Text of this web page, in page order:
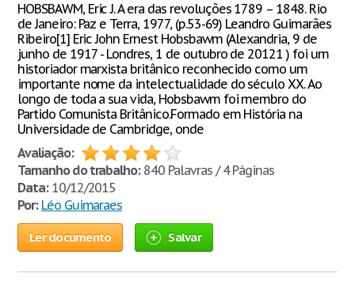
HOBSBAWM, Eric J. A era das revoluções 1789 – 1848. Rio
de Janeiro: Paz e Terra, 1977, (p.53-69) Leandro Guimarães
Ribeiro[1] Eric John Ernest Hobsbawm (Alexandria, 9 de
junho de 1917 - Londres, 1 de outubro de 20121 ) foi um
historiador marxista britânico reconhecido como um
importante nome da intelectualidade do século XX. Ao
longo de toda a sua vida, Hobsbawm foi membro do
Partido Comunista Britânico.Formado em História na
Universidade de Cambridge, onde
Avaliação:
Tamanho do trabalho:840 Palavras / 4 Páginas
Data:10/12/2015
Por: Léo Guimaraes
Ler documento Salvar